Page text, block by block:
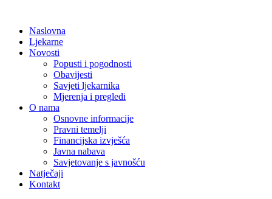
Naslovna
Ljekarne
Novosti
Popusti i pogodnosti
Obavijesti
Savjeti ljekarnika
Mjerenja i pregledi
O nama
Osnovne informacije
Pravni temelji
Financijska izvješća
Javna nabava
Savjetovanje s javnošću
Natječaji
Kontakt